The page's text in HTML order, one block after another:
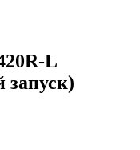
L
запуск)